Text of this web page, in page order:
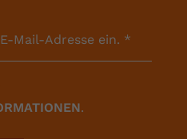
Mail-Adresse ein. *
.